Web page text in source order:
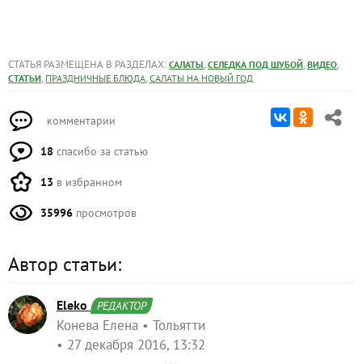
СТАТЬЯ РАЗМЕЩЕНА В РАЗДЕЛАХ: САЛАТЫ, СЕЛЕДКА ПОД ШУБОЙ, ВИДЕО,
СТАТЬИ, ПРАЗДНИЧНЫЕ БЛЮДА, САЛАТЫ НА НОВЫЙ ГОД
комментарии
18 спасибо за статью
13 в избранном
35996 просмотров
Автор статьи:
Eleko РЕДАКТОР
Конева Елена
Тольятти
27 декабря 2016, 13:32